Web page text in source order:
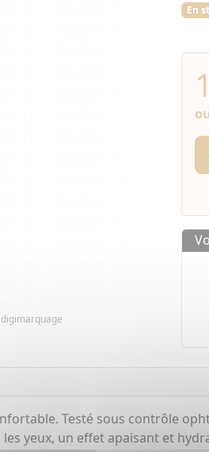
En
ou
Testé sous contrôle
yeux, un effet apaisant et